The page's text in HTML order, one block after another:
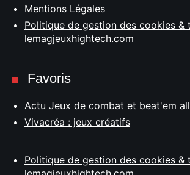
Mentions Légales
Politique de gestion des cookies &
lemagjeuxhightech.com
Favoris
Actu Jeux de combat et beat'em all
Vivacréa : jeux créatifs
Politique de gestion des cookies &